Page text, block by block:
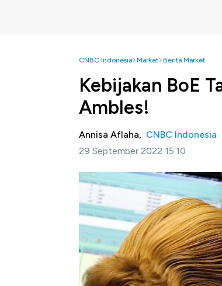
CNBC Indonesia Market Berita Market
Kebijakan BoE
Ambles!
Annisa Aflaha, CNBC Indonesia
29 September 2022 15:10